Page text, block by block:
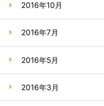
2016年10月
2016年7月
2016年5月
2016年3月